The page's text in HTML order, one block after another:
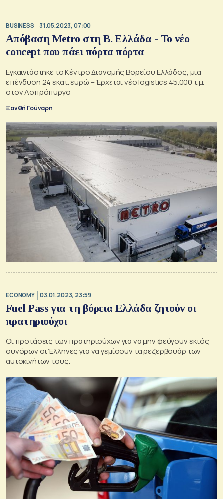
BUSINESS 31.05.2023, 07:00
Απόβαση Metro στη Β. Ελλάδα - Το νέο
concept που πάει πόρτα πόρτα
Εγκαινιάστηκε το Κέντρο Διανομής Βορείου Ελλάδος, μια
επένδυση 24 εκατ. ευρώ – Έρχεται νέο logistics 45.000 τ.μ.
στον Ασπρόπυργο
Ξανθή Γούναρη
ECONOMY 03.01.2023, 23:59
Fuel Pass για τη βόρεια Ελλάδα ζητούν οι
πρατηριούχοι
Οι προτάσεις των πρατηριούχων για να μην φεύγουν εκτός
συνόρων οι Έλληνες για να γεμίσουν τα ρεζερβουάρ των
αυτοκινήτων τους.